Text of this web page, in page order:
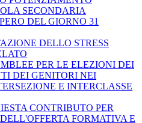
SECONDARIA
DEL GIORNO 31
DELLO STRESS
PER LE ELEZIONI DEI
DEI GENITORI NEI
E INTERCLASSE
CONTRIBUTO PER
FORMATIVA E